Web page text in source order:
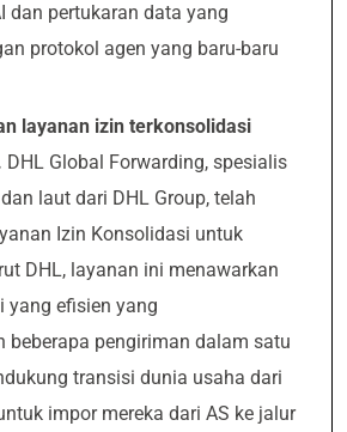
dan pertukaran data yang
protokol agen yang baru-baru
layanan izin terkonsolidasi
DHL Global Forwarding, spesialis
laut dari DHL Group, telah
Izin Konsolidasi untuk
DHL, layanan ini menawarkan
yang efisien yang
beberapa pengiriman dalam satu
transisi dunia usaha dari
impor mereka dari AS ke jalur